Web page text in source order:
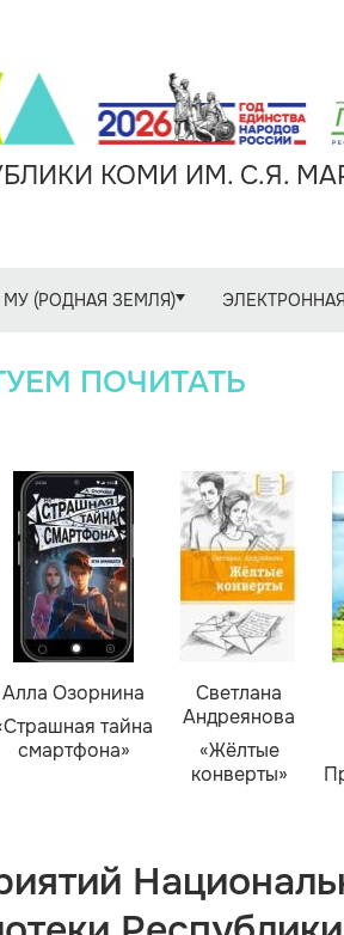
КОМИ ИМ. С.Я.
(РОДНАЯ ЗЕМЛЯ)
ПОЧИТАТЬ
Алла Озорнина
тайна
смартфона»
Светлана
Андреянова
«Жёлтые
конверты»